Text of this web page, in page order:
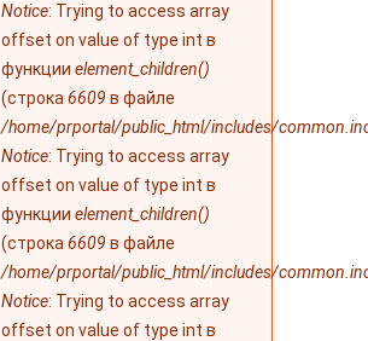
Notice: Trying to access array
offset on value of type int в
функции element_children()
(строка 6609 в файле
/home/prportal/public_html/includes/
Notice: Trying to access array
offset on value of type int в
функции element_children()
(строка 6609 в файле
/home/prportal/public_html/includes/
Notice: Trying to access array
offset on value of type int в